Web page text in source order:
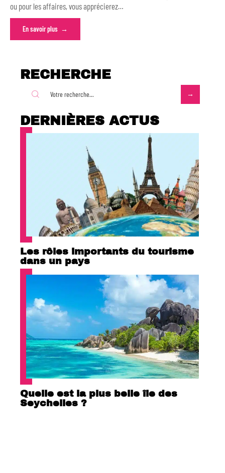
ou pour les affaires, vous apprécierez…
En savoir plus
RECHERCHE
DERNIÈRES ACTUS
Les rôles importants du tourisme
dans un pays
Quelle est la plus belle île des
Seychelles ?